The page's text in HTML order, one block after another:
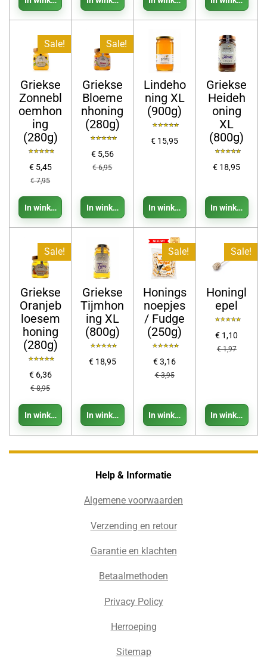
Sale!
Griekse
Zonnebl
oemhon
ing
(280g)
€ 5,45
€ 7,95
In winkelwagen
Sale!
Griekse
Bloeme
nhoning
(280g)
€ 5,56
€ 6,95
In winkelwagen
Lindeho
ning XL
(900g)
€ 15,95
In winkelwagen
Griekse
Heideh
oning
XL
(800g)
€ 18,95
In
Sale!
Griekse
Oranjeb
loesem
honing
(280g)
€ 6,36
€ 8,95
In winkelwagen
Griekse
Tijmhon
ing XL
(800g)
€ 18,95
In winkelwagen
Sale!
Honings
noepjes
/ Fudge
(250g)
€ 3,16
€ 3,95
In winkelwagen
Sale!
Honingl
epel
€ 1,10
€ 1,97
In
Help & Informatie
Algemene voorwaarden
Verzending en retour
Garantie en klachten
Betaalmethoden
Privacy Policy
Herroeping
Sitemap